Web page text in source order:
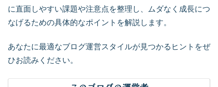
に直面しやすい課題や注意点を整理し、ムダなく成長につ
なげるための具体的なポイントを解説します。
あなたに最適なブログ運営スタイルが見つかるヒントをぜ
ひお読みください。